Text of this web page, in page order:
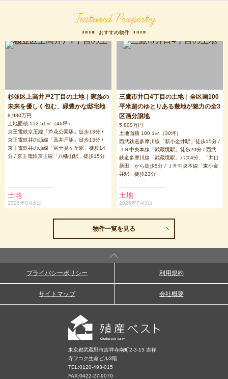
Featured Property
おすすめ物件
杉並区上高井戸2丁目の土地｜家族の
未来を優しく包む、緑豊かな邸宅地
8,980万円
土地面積 152.51㎡（46坪）
京王電鉄京王線「芦花公園駅」徒歩13分 /
京王電鉄井の頭線「高井戸駅」徒歩13分 /
京王電鉄井の頭線「富士見ヶ丘駅」徒歩14
分 / 京王電鉄京王線「八幡山駅」徒歩15分
土地
2026年8月6日
三鷹市井口4丁目の土地｜全区画100
平米超のゆとりある敷地が魅力の全3
区画分譲地
5,800万円
土地面積 100.1㎡（30坪）
西武鉄道多摩川線「新小金井駅」徒歩15分 /
ＪＲ中央本線「武蔵境駅」徒歩20分 / 西武
鉄道多摩川線「武蔵境駅」バス4分、「井口
新田」から徒歩5分 / ＪＲ中央本線「東小金
井駅」徒歩23分
土地
2026年7月3日
物件一覧を見る
プライバシーポリシー 利用規約
サイトマップ 会社概要
東京都武蔵野市吉祥寺南町2-3-15 吉祥
寺フコク生命ビル3階
TEL:0120-493-015
FAX:0422-27-9070